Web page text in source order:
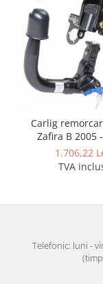
Scut motor Ford
Scut motor Honda
Scut motor Hyundai
Scut motor Isuzu
Scut motor Iveco
Scut motor Kia
Scut motor Lada
Scut motor
Scut motor Lexus
Scut motor MAN
Carlig
Zafira B 2005
demontabil
vertical
1.706,22
TVA
Telefonic: luni -